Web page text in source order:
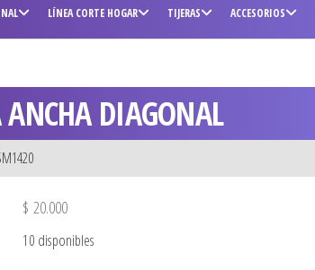
LÍNEA CORTE HOGAR TIJERAS ACCESORIOS
DIAGONAL
$ 20.000
10 disponibles